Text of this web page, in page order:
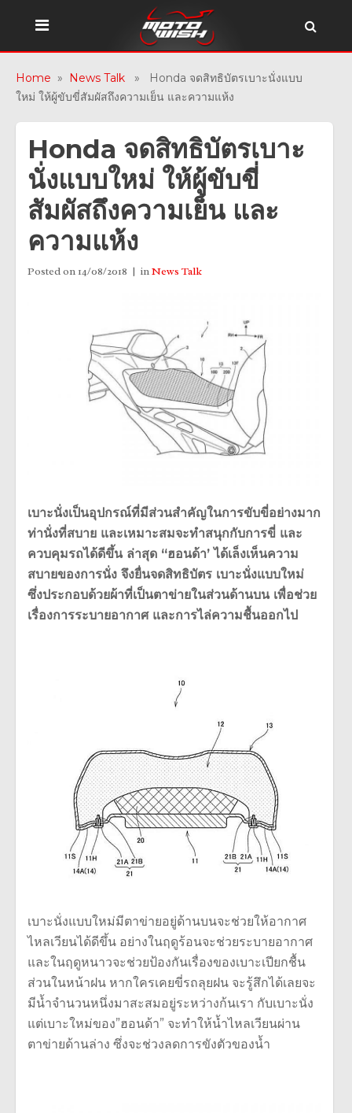
Home » News Talk » Honda จดสิทธิบัตรเบาะนั่งแบบ
ใหม่ ให้ผู้ขับขี่สัมผัสถึงความเย็น และความแห้ง
Honda จดสิทธิบัตรเบาะ
นั่งแบบใหม่ ให้ผู้ขับขี่
สัมผัสถึงความเย็น และ
ความแห้ง
Posted on14/08/2018 inNews Talk
เบาะนั่งเป็นอุปกรณ์ที่มีส่วนสำคัญในการขับขี่อย่างมาก
ท่านั่งที่สบาย และเหมาะสมจะทำสนุกกับการขี่ และ
ควบคุมรถได้ดีขึ้น ล่าสุด “ฮอนด้า’ ได้เล็งเห็นความ
สบายของการนั่ง จึงยื่นจดสิทธิบัตร เบาะนั่งแบบใหม่
ซึ่งประกอบด้วยผ้าที่เป็นตาข่ายในส่วนด้านบน เพื่อช่วย
เรื่องการระบายอากาศ และการไล่ความชื้นออกไป
เบาะนั่งแบบใหม่มีตาข่ายอยู่ด้านบนจะช่วยให้อากาศ
ไหลเวียนได้ดีขึ้น อย่างในฤดูร้อนจะช่วยระบายอากาศ
และในฤดูหนาวจะช่วยป้องกันเรื่องของเบาะเปียกชื้น
ส่วนในหน้าฝน หากใครเคยขี่รถลุยฝน จะรู้สึกได้เลยจะ
มีน้ำจำนวนหนึ่งมาสะสมอยู่ระหว่างก้นเรา กับเบาะนั่ง
แต่เบาะใหม่ของ”ฮอนด้า” จะทำให้น้ำไหลเวียนผ่าน
ตาข่ายด้านล่าง ซึ่งจะช่วงลดการขังตัวของน้ำ